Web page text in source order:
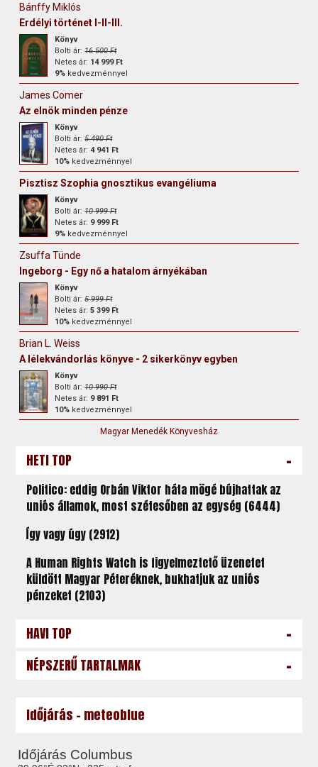
Bánffy Miklós
Erdélyi történet I-II-III.
Könyv
Bolti ár:16 500 Ft
Netes ár: 14 999 Ft
9% kedvezménnyel
James Comer
Az elnök minden pénze
Könyv
Bolti ár:5 490 Ft
Netes ár:4 941 Ft
10% kedvezménnyel
Pisztisz Szophia gnosztikus evangéliuma
Könyv
Bolti ár:10 999 Ft
Netes ár: 9 999 Ft
9% kedvezménnyel
Zsuffa Tünde
Ingeborg - Egy nő a hatalom árnyékában
Könyv
Bolti ár:5 999 Ft
Netes ár:5 399 Ft
10% kedvezménnyel
Brian L. Weiss
A lélekvándorlás könyve - 2 sikerkönyv egyben
Könyv
Bolti ár:10 990 Ft
Netes ár: 9 891 Ft
10% kedvezménnyel
Magyar Menedék Könyvesház
HETI TOP -
Politico: eddig Orbán Viktor háta mögé bújhattak az
uniós államok, most szétesőben az egység (6444)
Így vagy úgy (2912)
A Human Rights Watch is figyelmeztető üzenetet
küldött Magyar Péteréknek, bukhatjuk az uniós
pénzeket (2103)
HAVI TOP -
NÉPSZERŰ TARTALMAK -
Időjárás - meteoblue